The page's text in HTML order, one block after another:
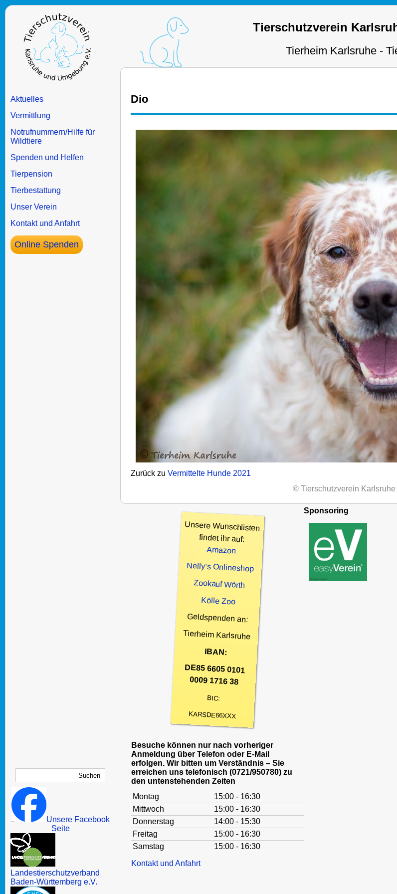
Tierschutzverein
Tierheim Karlsruhe -
Aktuelles
Vermittlung
Notrufnummern/Hilfe für
Wildtiere
Spenden und Helfen
Tierpension
Tierbestattung
Unser Verein
Kontakt und Anfahrt
Online Spenden
Unsere Facebook
Seite
Landestierschutzverband
Baden-Württemberg e.V.
Dio
Zurück zu Vermittelte Hunde 2021
© Tierschutzverein
Unsere Wunschlisten
findet ihr auf:
Amazon
Nelly’s Onlineshop
Zookauf Wörth
Kölle Zoo
Geldspenden an:
Tierheim Karlsruhe
IBAN:
DE85 6605 0101
0009 1716 38
BIC:
KARSDE66XXX
Besuche können nur nach vorheriger
Anmeldung über Telefon oder E-Mail
erfolgen. Wir bitten um Verständnis – Sie
erreichen uns telefonisch (0721/950780) zu
den untenstehenden Zeiten
Montag
15:00 - 16:30
Mittwoch
15:00 - 16:30
Donnerstag
14:00 - 15:30
Freitag
15:00 - 16:30
Samstag
15:00 - 16:30
Kontakt und Anfahrt
Sponsoring